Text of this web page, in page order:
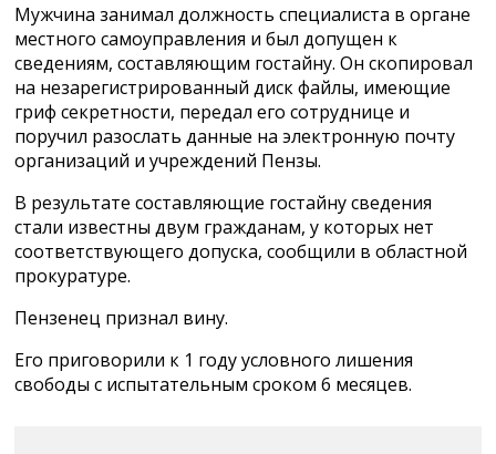
Мужчина занимал должность специалиста в органе
местного самоуправления и был допущен к
сведениям, составляющим гостайну. Он скопировал
на незарегистрированный диск файлы, имеющие
гриф секретности, передал его сотруднице и
поручил разослать данные на электронную почту
организаций и учреждений Пензы.
В результате составляющие гостайну сведения
стали известны двум гражданам, у которых нет
соответствующего допуска, сообщили в областной
прокуратуре.
Пензенец признал вину.
Его приговорили к 1 году условного лишения
свободы с испытательным сроком 6 месяцев.